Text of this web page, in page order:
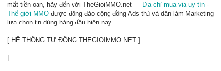
mất tiền oan, hãy đến với TheGioiMMO.net — Địa chỉ mua via uy tín -
Thế giới MMO được đông đảo cộng đồng Ads thủ và dân làm Marketing
lựa chọn tin dùng hàng đầu hiện nay.
[ HỆ THỐNG TỰ ĐỘNG THEGIOIMMO.NET ]